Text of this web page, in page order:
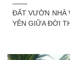
ĐẤT VƯỜN NHÀ
YÊN GIỮA ĐỜI